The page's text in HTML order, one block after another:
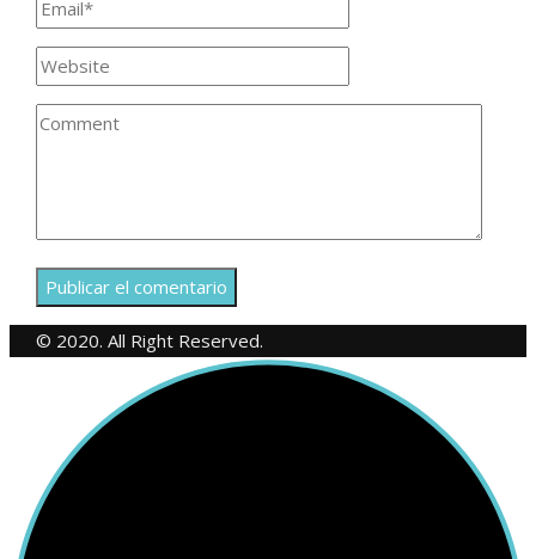
© 2020. All Right Reserved.